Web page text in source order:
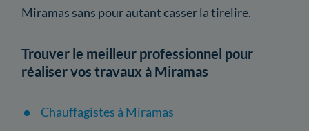
Miramas sans pour autant casser la tirelire.
Trouver le meilleur professionnel pour
réaliser vos travaux à Miramas
Chauffagistes à Miramas